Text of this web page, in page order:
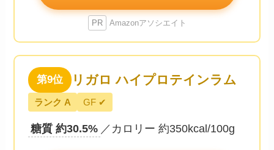
PR Amazonアソシエイト
第9位 リガロ ハイプロテインラム
ランク A GF ✔
糖質 約30.5% ／カロリー 約350kcal/100g